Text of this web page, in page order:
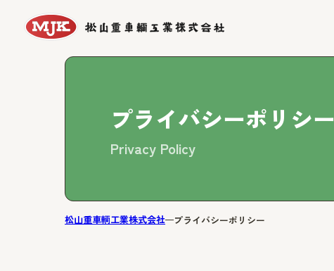
プライバシーポリシー
Privacy Policy
松山重車輌工業株式会社 プライバシーポリシー